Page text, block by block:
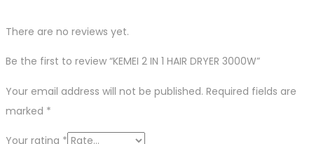
There are no reviews yet.
Be the first to review “KEMEI 2 IN 1 HAIR DRYER 3000W”
Your email address will not be published. Required fields are
marked *
Your rating *